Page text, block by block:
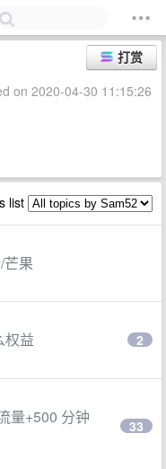
打赏
on 2020-04-30 11:15:26
list
芒果
权益 2
量+500 分钟
33